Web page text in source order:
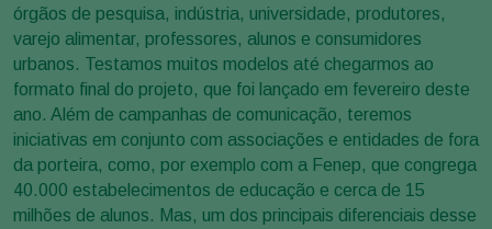
órgãos de pesquisa, indústria, universidade, produtores,
varejo alimentar, professores, alunos e consumidores
urbanos. Testamos muitos modelos até chegarmos ao
formato final do projeto, que foi lançado em fevereiro deste
ano. Além de campanhas de comunicação, teremos
iniciativas em conjunto com associações e entidades de fora
da porteira, como, por exemplo com a Fenep, que congrega
40.000 estabelecimentos de educação e cerca de 15
milhões de alunos. Mas, um dos principais diferenciais desse